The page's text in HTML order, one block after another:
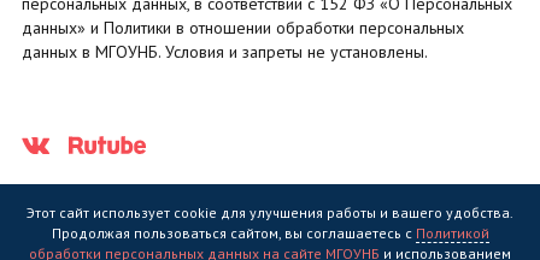
данных» и Политики в отношении обработки персональных
данных в МГОУНБ. Условия и запреты не установлены.
Этот сайт использует cookie для улучшения работы и вашего удобства.
Продолжая пользоваться сайтом, вы соглашаетесь с Политикой
обработки персональных данных на сайте МГОУНБ и использованием